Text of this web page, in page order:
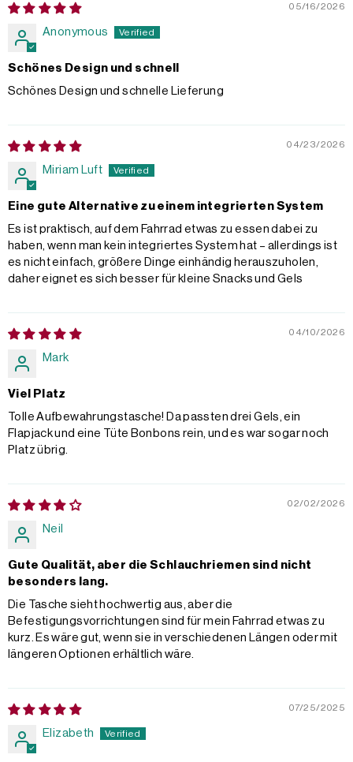
05/16/2026
Anonymous
Schönes Design und schnell
Schönes Design und schnelle Lieferung
04/23/2026
Miriam Luft
Eine gute Alternative zu einem integrierten System
Es ist praktisch, auf dem Fahrrad etwas zu essen dabei zu
haben, wenn man kein integriertes System hat – allerdings ist
es nicht einfach, größere Dinge einhändig herauszuholen,
daher eignet es sich besser für kleine Snacks und Gels
04/10/2026
Mark
Viel Platz
Tolle Aufbewahrungstasche! Da passten drei Gels, ein
Flapjack und eine Tüte Bonbons rein, und es war sogar noch
Platz übrig.
02/02/2026
Neil
Gute Qualität, aber die Schlauchriemen sind nicht
besonders lang.
Die Tasche sieht hochwertig aus, aber die
Befestigungsvorrichtungen sind für mein Fahrrad etwas zu
kurz. Es wäre gut, wenn sie in verschiedenen Längen oder mit
längeren Optionen erhältlich wäre.
07/25/2025
Elizabeth